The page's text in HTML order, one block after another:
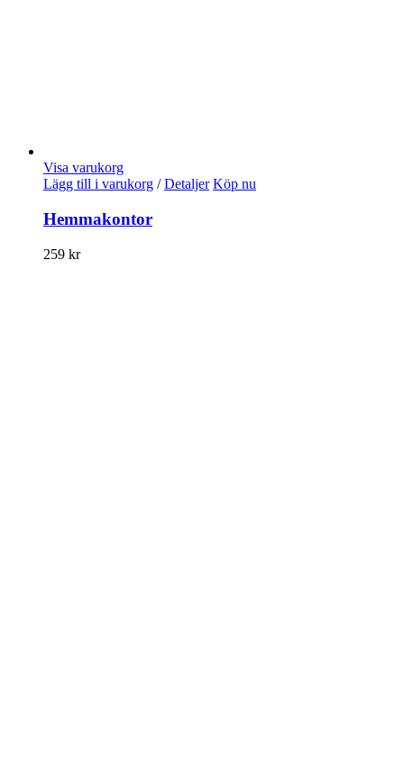
Visa varukorg
Lägg till i varukorg / Detaljer Köp nu
Hemmakontor
259 kr